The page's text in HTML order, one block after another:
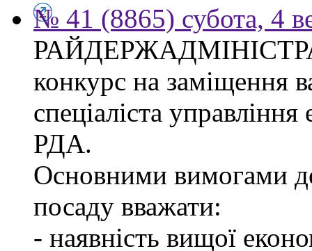
№ 41 (8865) субота, 4
конкурс на заміщення
спеціаліста
РДА.
Основними вимогами
посаду вважати:
- наявність вищої